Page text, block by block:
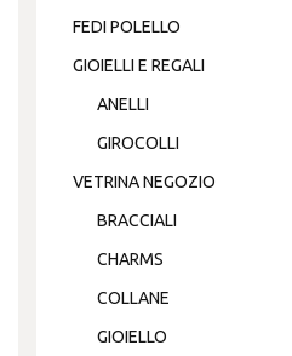
FEDI POLELLO
GIOIELLI E REGALI
ANELLI
GIROCOLLI
VETRINA NEGOZIO
BRACCIALI
CHARMS
COLLANE
GIOIELLO